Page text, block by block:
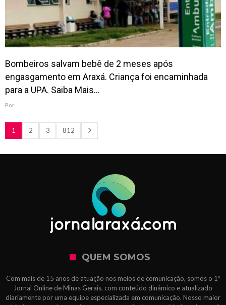
Bombeiros salvam bebê de 2 meses após
engasgamento em Araxá. Criança foi encaminhada
para a UPA. Saiba Mais…
Por
1 2 3 812
QUEM SOMOS
Com mais de 15 anos de atuação nos meios de comunicação, somos o 1º
Jornal Online de Minas Gerais, com conteúdo dinâmico e atualizado
diariamente por uma equipe especializada em comunicação. Nosso maior